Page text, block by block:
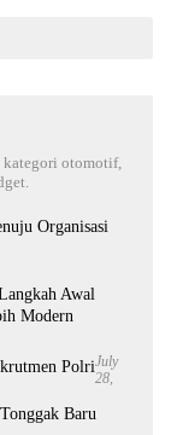
kategori otomotif,
Awal
Modern
July
28,
Baru